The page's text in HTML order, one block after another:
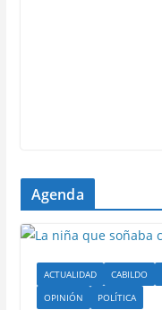
Agenda
ACTUALIDAD CABILDO
OPINIÓN
POLÍTICA